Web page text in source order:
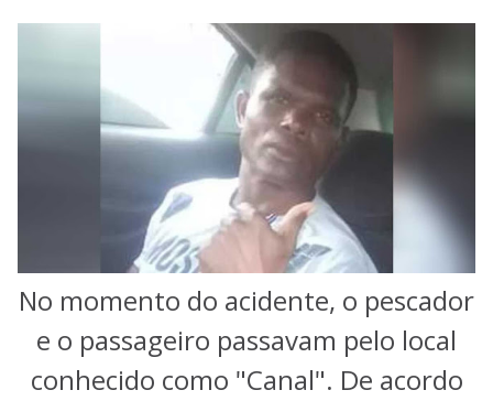
No momento do acidente, o pescador
e o passageiro passavam pelo local
conhecido como "Canal". De acordo